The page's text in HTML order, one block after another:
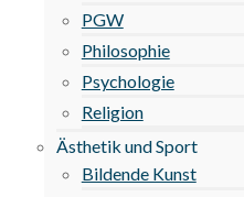
PGW
Philosophie
Psychologie
Religion
Ästhetik und Sport
Bildende Kunst